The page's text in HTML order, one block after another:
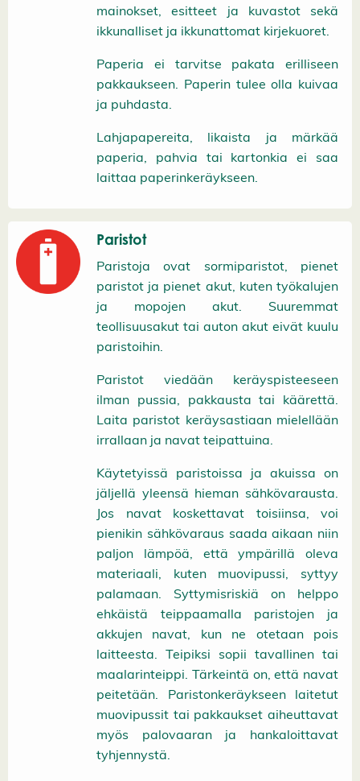
mainokset, esitteet ja kuvastot sekä
ikkunalliset ja ikkunattomat kirjekuoret.
Paperia ei tarvitse pakata erilliseen
pakkaukseen. Paperin tulee olla kuivaa
ja puhdasta.
Lahjapapereita, likaista ja märkää
paperia, pahvia tai kartonkia ei saa
laittaa paperinkeräykseen.
Paristot
Paristoja ovat sormiparistot, pienet
paristot ja pienet akut, kuten työkalujen
ja mopojen akut. Suuremmat
teollisuusakut tai auton akut eivät kuulu
paristoihin.
Paristot viedään keräyspisteeseen
ilman pussia, pakkausta tai käärettä.
Laita paristot keräysastiaan mielellään
irrallaan ja navat teipattuina.
Käytetyissä paristoissa ja akuissa on
jäljellä yleensä hieman sähkövarausta.
Jos navat koskettavat toisiinsa, voi
pienikin sähkövaraus saada aikaan niin
paljon lämpöä, että ympärillä oleva
materiaali, kuten muovipussi, syttyy
palamaan. Syttymisriskiä on helppo
ehkäistä teippaamalla paristojen ja
akkujen navat, kun ne otetaan pois
laitteesta. Teipiksi sopii tavallinen tai
maalarinteippi. Tärkeintä on, että navat
peitetään. Paristonkeräykseen laitetut
muovipussit tai pakkaukset aiheuttavat
myös palovaaran ja hankaloittavat
tyhjennystä.